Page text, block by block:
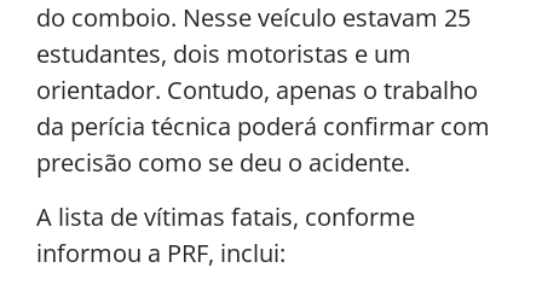
do comboio. Nesse veículo estavam 25
estudantes, dois motoristas e um
orientador. Contudo, apenas o trabalho
da perícia técnica poderá confirmar com
precisão como se deu o acidente.
A lista de vítimas fatais, conforme
informou a PRF, inclui: